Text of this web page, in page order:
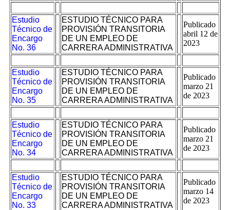
Estudio
Técnico de
Encargo
No. 36
ESTUDIO TÉCNICO PARA
PROVISIÓN TRANSITORIA
DE UN EMPLEO DE
CARRERA ADMINISTRATIVA
Publicado
abril 12 de
2023
Estudio
Técnico de
Encargo
No. 35
ESTUDIO TÉCNICO PARA
PROVISIÓN TRANSITORIA
DE UN EMPLEO DE
CARRERA ADMINISTRATIVA
Publicado
marzo 21
de 2023
Estudio
Técnico de
Encargo
No. 34
ESTUDIO TÉCNICO PARA
PROVISIÓN TRANSITORIA
DE UN EMPLEO DE
CARRERA ADMINISTRATIVA
Publicado
marzo 21
de 2023
Estudio
Técnico de
Encargo
No. 33
ESTUDIO TÉCNICO PARA
PROVISIÓN TRANSITORIA
DE UN EMPLEO DE
CARRERA ADMINISTRATIVA
Publicado
marzo 14
de 2023